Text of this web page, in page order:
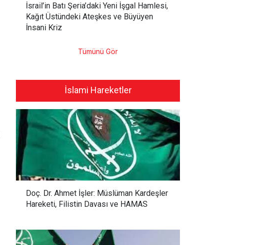
İsrail’in Batı Şeria’daki Yeni İşgal Hamlesi,
Kağıt Üstündeki Ateşkes ve Büyüyen
İnsani Kriz
Tümünü Gör
İslami Hareketler
Doç. Dr. Ahmet İşler: Müslüman Kardeşler
Hareketi, Filistin Davası ve HAMAS